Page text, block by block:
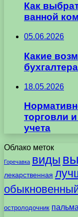
Как
ванной
05.06.2026
Какие
18.05.2026
торговли
учета
Облако меток
Горечавка виды
лекарственная
остролодочник пальма